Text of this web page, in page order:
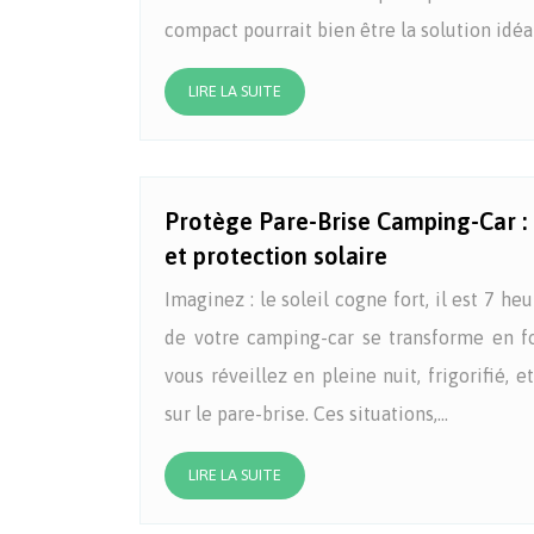
compact pourrait bien être la solution
LIRE LA SUITE
Protège Pare-Brise Camping-Car
et protection solaire
Imaginez : le soleil cogne fort, il est 7
de votre camping-car se transforme en
vous réveillez en pleine nuit, frigorifié,
sur le pare-brise. Ces situations,…
LIRE LA SUITE